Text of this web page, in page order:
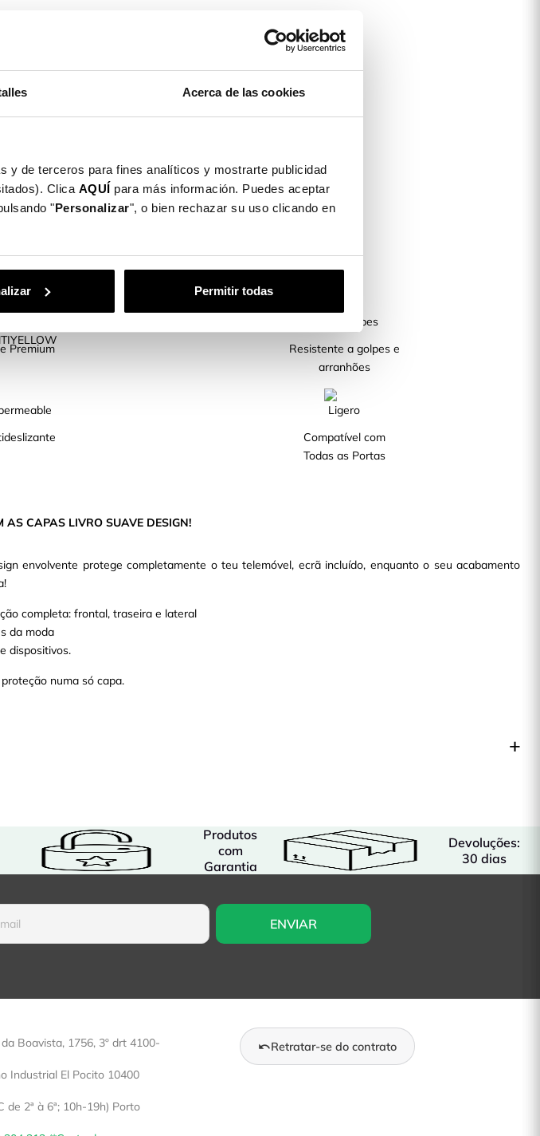
Acerca de las cookies
y de terceros para fines analíticos y mostrarte publicidad
Clica AQUÍ para más información. Puedes aceptar
"Personalizar", o bien rechazar su uso clicando en
Permitir todas
envolvente
proporciona
DO PRODUTO
Premium
Resistente a golpes e
arranhões
Compatível com
Todas as Portas
AS CAPAS LIVRO SUAVE DESIGN!
envolvente protege completamente o teu telemóvel, ecrã incluído, enquanto o seu acabamento
completa: frontal, traseira e lateral
da moda
dispositivos.
numa só capa.
Produtos
com
Garantia
Devoluções:
30 dias
Boavista, 1756, 3º drt 4100-
Industrial El Pocito 10400
de 2ª à 6ª; 10h-19h) Porto
Retratar-se do contrato